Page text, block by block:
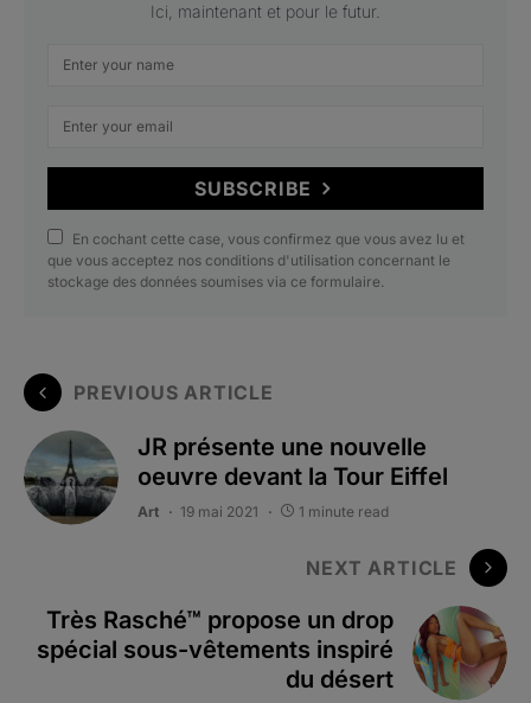
Ici, maintenant et pour le futur.
SUBSCRIBE
En cochant cette case, vous confirmez que vous avez lu et
que vous acceptez nos conditions d'utilisation concernant le
stockage des données soumises via ce formulaire.
PREVIOUS ARTICLE
JR présente une nouvelle
oeuvre devant la Tour Eiffel
Art 19 mai 2021 1 minute read
NEXT ARTICLE
Très Rasché™ propose un drop
spécial sous-vêtements inspiré
du désert